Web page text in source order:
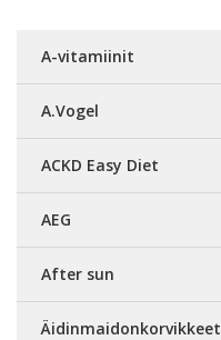
A-vitamiinit
A.Vogel
ACKD Easy Diet
AEG
After sun
Äidinmaidonkorvikkeet